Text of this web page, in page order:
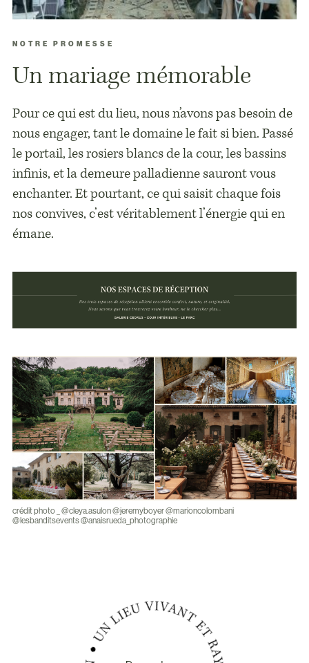
NOTRE PROMESSE
Un mariage mémorable
Pour ce qui est du lieu, nous n’avons pas besoin de
nous engager, tant le domaine le fait si bien. Passé
le portail, les rosiers blancs de la cour, les bassins
infinis, et la demeure palladienne sauront vous
enchanter. Et pourtant, ce qui saisit chaque fois
nos convives, c’est véritablement l’énergie qui en
émane.
crédit photo _ @cleya.asulon @jeremyboyer @marioncolombani
@lesbanditsevents @anaisrueda_photographie